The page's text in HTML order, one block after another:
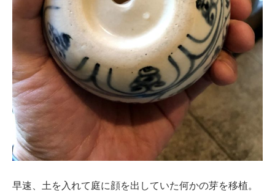
早速、土を入れて庭に顔を出していた何かの芽を移植。